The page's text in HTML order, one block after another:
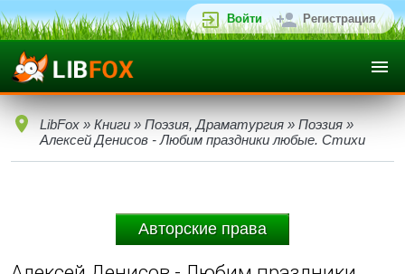
Войти Регистрация
LibFox » Книги » Поэзия, Драматургия » Поэзия »
Алексей Денисов - Любим праздники любые. Стихи
Авторские права